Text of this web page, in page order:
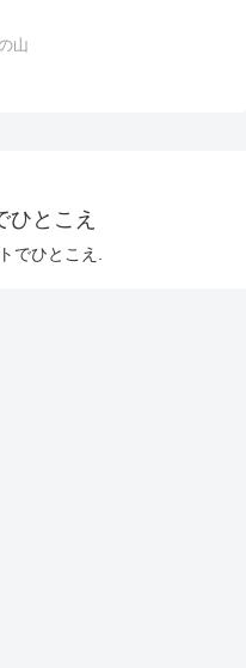
山
ひとこえ
でひとこえ.